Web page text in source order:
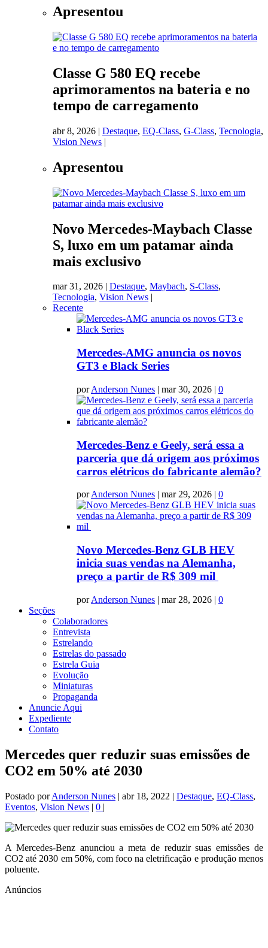
Apresentou
Classe G 580 EQ recebe
aprimoramentos na bateria e no
tempo de carregamento
abr 8, 2026 | Destaque, EQ-Class, G-Class, Tecnologia,
Vision News |
Apresentou
Novo Mercedes-Maybach Classe
S, luxo em um patamar ainda
mais exclusivo
mar 31, 2026 | Destaque, Maybach, S-Class,
Tecnologia, Vision News |
Recente
Mercedes-AMG anuncia os novos
GT3 e Black Series
porAnderson Nunes | mar 30, 2026 | 0
Mercedes-Benz e Geely, será essa a
parceria que dá origem aos próximos
carros elétricos do fabricante alemão?
porAnderson Nunes | mar 29, 2026 | 0
Novo Mercedes-Benz GLB HEV
inicia suas vendas na Alemanha,
preço a partir de R$ 309 mil
porAnderson Nunes | mar 28, 2026 | 0
Seções
Colaboradores
Entrevista
Estrelando
Estrelas do passado
Estrela Guia
Evolução
Miniaturas
Propaganda
Anuncie Aqui
Expediente
Contato
Mercedes quer reduzir suas emissões de
CO2 em 50% até 2030
Postado porAnderson Nunes | abr 18, 2022 | Destaque, EQ-Class,
Eventos, Vision News | 0 |
A Mercedes-Benz anunciou a meta de reduzir suas emissões de
CO2 até 2030 em 50%, com foco na eletrificação e produção menos
poluente.
Anúncios